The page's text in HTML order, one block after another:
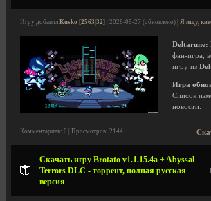
Игру добавил Kusko [2563|32] | 2026-05-27 (обновлено) | Я ищу,
Deltarune:
фан-игра,
игру из
Игра
Список
новости.
Комментариев: 0 | Просмотров: 2144
Скачать игру Brotato v1.1.15.4a + Abyssal
Terrors DLC - торрент, полная русская
версия